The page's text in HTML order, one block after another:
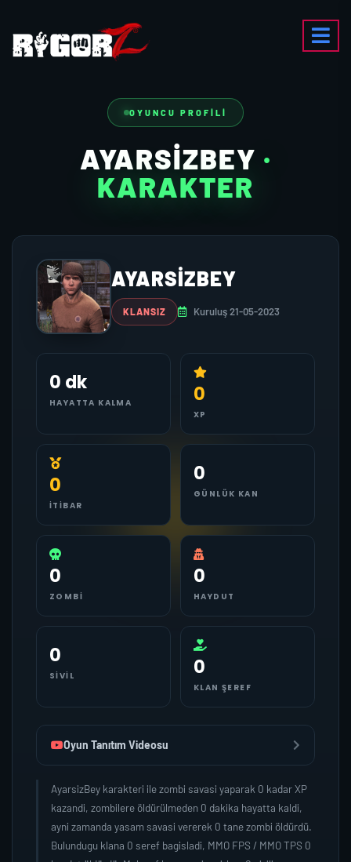
OYUNCU PROFILI
AYARSIZBEY ·
KARAKTER
AYARSIZBEY
KLANSIZ Kuruluş 21-05-2023
0 dk
HAYATTA KALMA 0
XP
0
İTIBAR
0
GÜNLÜK KAN
0
ZOMBI
0
HAYDUT
0
SIVIL 0
KLAN ŞEREF
Oyun Tanıtım Videosu
AyarsizBey karakteri ile zombi savasi yaparak 0 kadar XP
kazandi, zombilere öldürülmeden 0 dakika hayatta kaldi,
ayni zamanda yasam savasi vererek 0 tane zombi öldürdü.
Bulundugu klana 0 seref bagisladi, MMO FPS / MMO TPS 0